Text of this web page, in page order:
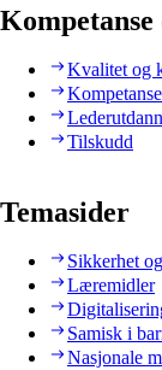
Kvalitet og
Tilskudd
Temasider
Sikkerhet
Læremidler
Samisk i
Nasjonale